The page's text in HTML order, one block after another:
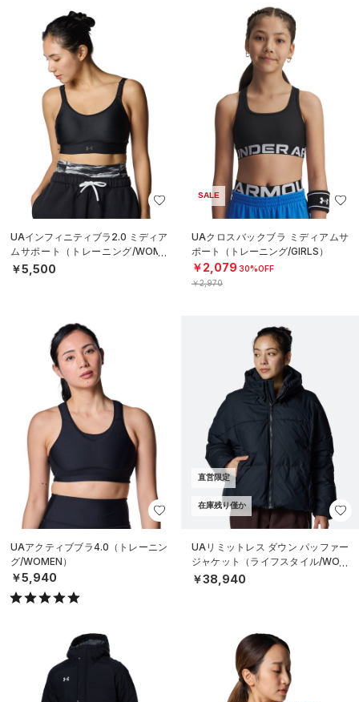
UAインフィニティブラ2.0 ミディア
ムサポート（トレーニング/WOME
N）
￥5,500
SALE
UAクロスバックブラ ミディアムサ
ポート（トレーニング/GIRLS）
￥2,079 30%OFF
￥2,970
UAアクティブブラ4.0（トレーニン
グ/WOMEN）
￥5,940
直営限定
在庫残り僅か
UAリミットレス ダウン パッファー
ジャケット（ライフスタイル/WOM
EN）
￥38,940